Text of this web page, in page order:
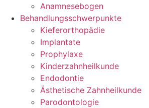
Anamnesebogen
Behandlungsschwerpunkte
Kieferorthopädie
Implantate
Prophylaxe
Kinderzahnheilkunde
Endodontie
Ästhetische Zahnheilkunde
Parodontologie